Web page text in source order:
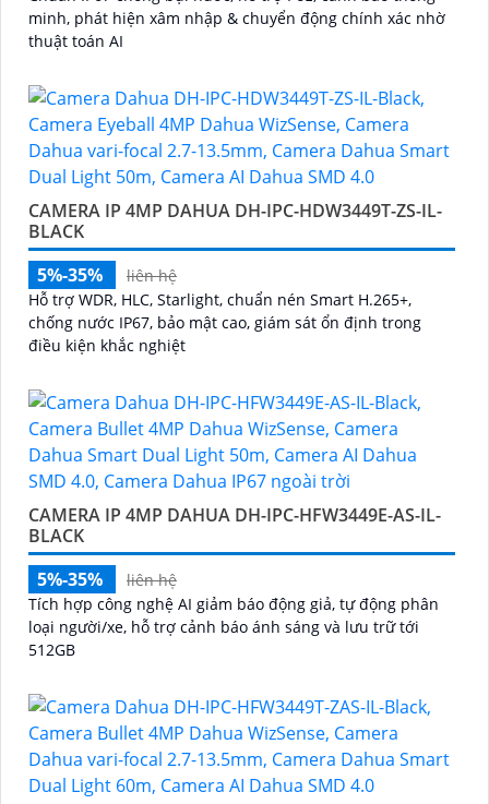
minh, phát hiện xâm nhập & chuyển động chính xác nhờ
thuật toán AI
CAMERA IP 4MP DAHUA DH-IPC-HDW3449T-ZS-IL-
BLACK
5%-35%
liên hệ
Hỗ trợ WDR, HLC, Starlight, chuẩn nén Smart H.265+,
chống nước IP67, bảo mật cao, giám sát ổn định trong
điều kiện khắc nghiệt
CAMERA IP 4MP DAHUA DH-IPC-HFW3449E-AS-IL-
BLACK
5%-35%
liên hệ
Tích hợp công nghệ AI giảm báo động giả, tự động phân
loại người/xe, hỗ trợ cảnh báo ánh sáng và lưu trữ tới
512GB